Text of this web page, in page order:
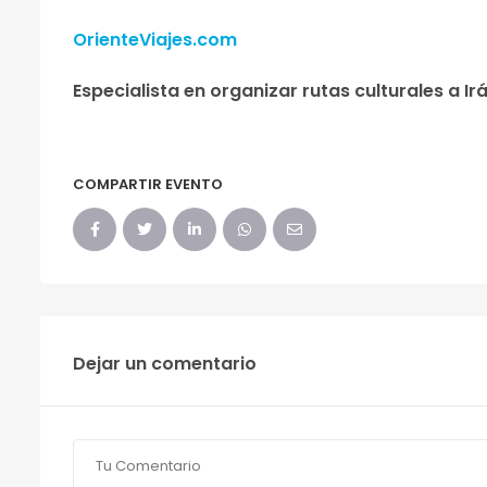
OrienteViajes.com
Especialista en organizar rutas culturales a
COMPARTIR EVENTO
Dejar un comentario